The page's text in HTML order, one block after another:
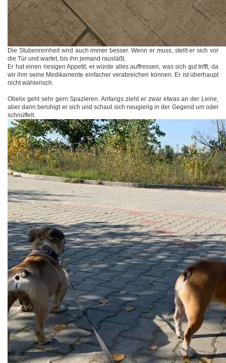
Die Stubenreinheit wird auch immer besser. Wenn er muss, stellt er sich vor
die Tür und wartet, bis ihn jemand rausläßt.
Er hat einen riesigen Appetit, er würde alles auffressen, was sich gut trifft, da
wir ihm seine Medikamente einfacher verabreichen können. Er ist überhaupt
nicht wählerisch.
Obelix geht sehr gern Spazieren. Anfangs zieht er zwar etwas an der Leine,
aber dann beruhigt er sich und schaut sich neugierig in der Gegend um oder
schnüffelt.